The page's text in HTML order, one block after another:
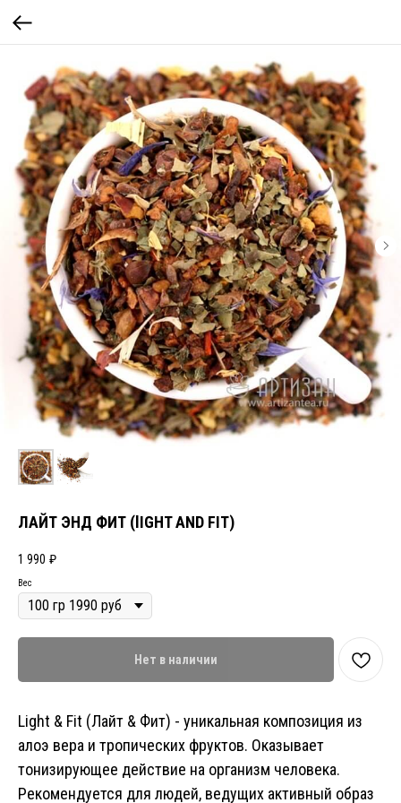
ЛАЙТ ЭНД ФИТ (lIGHT AND FIT)
1 990 ₽
Вес
Нет в наличии
Light & Fit (Лайт & Фит) - уникальная композиция из
алоэ вера и тропических фруктов. Оказывает
тонизирующее действие на организм человека.
Рекомендуется для людей, ведущих активный образ